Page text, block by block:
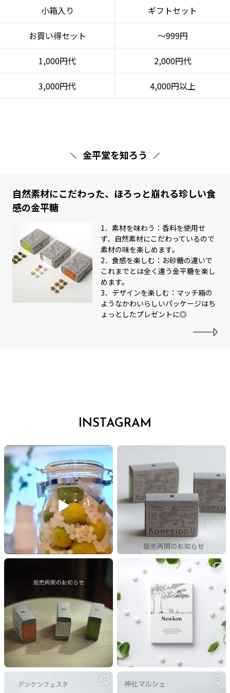
小箱入り ギフトセット
お買い得セット ～999円
1,000円代 2,000円代
3,000円代 4,000円以上
金平堂を知ろう
自然素材にこだわった、ほろっと崩れる珍しい食
感の金平糖
1．素材を味わう：香料を使用せ
ず、自然素材にこだわっているので
素材の味を楽しめます。
2．食感を楽しむ：お砂糖の違いで
これまでとは全く違う金平糖を楽し
めます。
3．デザインを楽しむ：マッチ箱の
ようなかわいらしいパッケージはち
ょっとしたプレゼントに◎
INSTAGRAM